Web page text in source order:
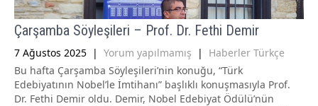
Çarşamba Söyleşileri – Prof. Dr. Fethi Demir
7 Ağustos 2025 | Yorum yapılmamış | Haberler Türkçe
Bu hafta Çarşamba Söyleşileri’nin konuğu, “Türk
Edebiyatının Nobel’le İmtihanı” başlıklı konuşmasıyla Prof.
Dr. Fethi Demir oldu. Demir, Nobel Edebiyat Ödülü’nün